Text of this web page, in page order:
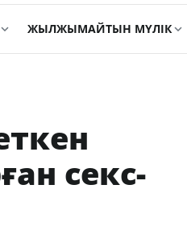
ЖЫЛЖЫМАЙТЫН МҮЛІК
секс-